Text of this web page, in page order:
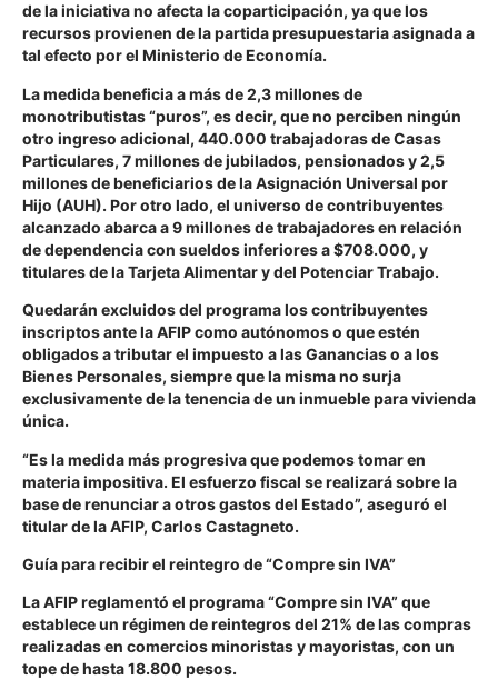
de la iniciativa no afecta la coparticipación, ya que los
recursos provienen de la partida presupuestaria asignada a
tal efecto por el Ministerio de Economía.
La medida beneficia a más de 2,3 millones de
monotributistas “puros”, es decir, que no perciben ningún
otro ingreso adicional, 440.000 trabajadoras de Casas
Particulares, 7 millones de jubilados, pensionados y 2,5
millones de beneficiarios de la Asignación Universal por
Hijo (AUH). Por otro lado, el universo de contribuyentes
alcanzado abarca a 9 millones de trabajadores en relación
de dependencia con sueldos inferiores a $708.000, y
titulares de la Tarjeta Alimentar y del Potenciar Trabajo.
Quedarán excluidos del programa los contribuyentes
inscriptos ante la AFIP como autónomos o que estén
obligados a tributar el impuesto a las Ganancias o a los
Bienes Personales, siempre que la misma no surja
exclusivamente de la tenencia de un inmueble para vivienda
única.
“Es la medida más progresiva que podemos tomar en
materia impositiva. El esfuerzo fiscal se realizará sobre la
base de renunciar a otros gastos del Estado”, aseguró el
titular de la AFIP, Carlos Castagneto.
Guía para recibir el reintegro de “Compre sin IVA”
La AFIP reglamentó el programa “Compre sin IVA” que
establece un régimen de reintegros del 21% de las compras
realizadas en comercios minoristas y mayoristas, con un
tope de hasta 18.800 pesos.